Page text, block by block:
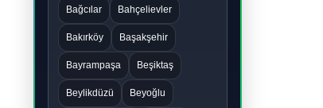
Bağcılar Bahçelievler
Bakırköy Başakşehir
Bayrampaşa Beşiktaş
Beylikdüzü Beyoğlu